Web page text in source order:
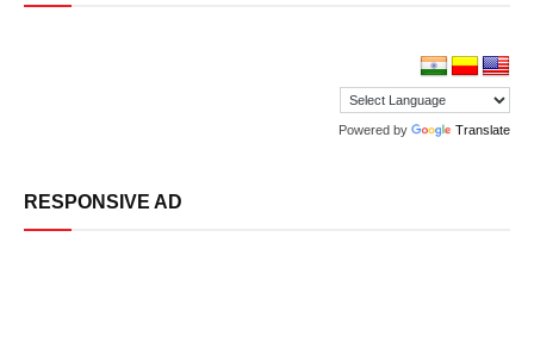
Powered by Translate
RESPONSIVE AD